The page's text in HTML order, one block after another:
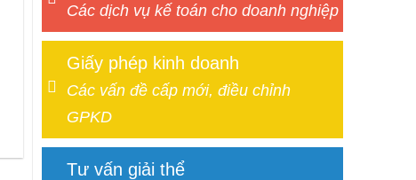
Các dịch vụ kế toán cho doanh nghiệp
Giấy phép kinh doanh
Các vấn đề cấp mới, điều chỉnh
GPKD
Tư vấn giải thể